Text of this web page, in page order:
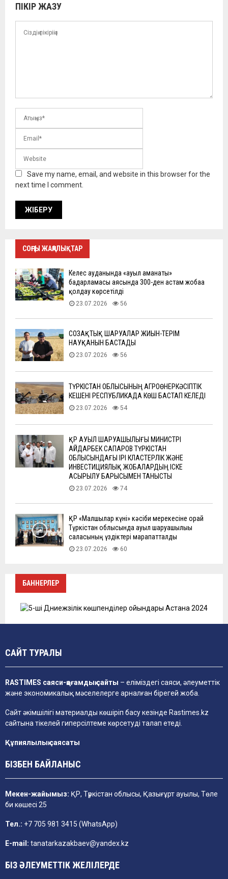
ПІКІР ЖАЗУ
Save my name, email, and website in this browser for the
next time I comment.
СОҢҒЫ ЖАҢАЛЫҚТАР
Келес ауданында «ауыл аманаты»
бағдарламасы аясында 300-ден астам жобаға
қолдау көрсетілді
23.07.2026 56
СОЗАҚТЫҚ ШАРУАЛАР ЖИЫН-ТЕРІМ
НАУҚАНЫН БАСТАДЫ
23.07.2026 56
ТҮРКІСТАН ОБЛЫСЫНЫҢ АГРОӨНЕРКӘСІПТІК
КЕШЕНІ РЕСПУБЛИКАДА КӨШ БАСТАП КЕЛЕДІ
23.07.2026 54
ҚР АУЫЛ ШАРУАШЫЛЫҒЫ МИНИСТРІ
АЙДАРБЕК САПАРОВ ТҮРКІСТАН
ОБЛЫСЫНДАҒЫ ІРІ КЛАСТЕРЛІК ЖӘНЕ
ИНВЕСТИЦИЯЛЫҚ ЖОБАЛАРДЫҢ ІСКЕ
АСЫРЫЛУ БАРЫСЫМЕН ТАНЫСТЫ
23.07.2026 74
ҚР «Малшылар күні» кәсіби мерекесіне орай
Түркістан облысында ауыл шаруашылығы
саласының үздіктері марапатталды
23.07.2026 60
БАННЕРЛЕР
САЙТ ТУРАЛЫ
RASTIMES саяси-қоғамдық сайты – еліміздегі саяси, әлеуметтік
және экономикалық мәселелерге арналған бірегей жоба.
Сайт әкімшілігі материалды көшіріп басу кезінде Rastimes.kz
сайтына тікелей гиперсілтеме көрсетуді талап етеді.
Құпиялылық саясаты
БІЗБЕН БАЙЛАНЫС
Мекен-жайымыз: ҚР, Түркістан облысы, Қазығұрт ауылы, Төле
би көшесі 25
Тел.: +7 705 981 3415 (WhatsApp)
E-mail: tanatarkazakbaev@yandex.kz
БІЗ ӘЛЕУМЕТТІК ЖЕЛІЛЕРДЕ